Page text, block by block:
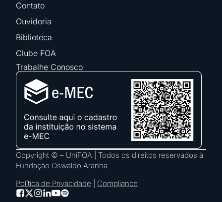
Contato
Ouvidoria
Biblioteca
Clube FOA
Trabalhe Conosco
Copyright © – UniFOA | Todos os direitos reservados à
Fundação Oswaldo Aranha
Política de Privacidade
Compliance